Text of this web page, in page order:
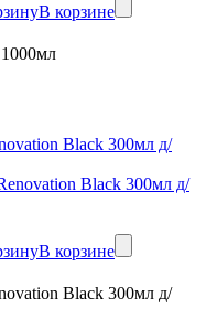
В корзине
Black 300мл д/
В корзине
Black 300мл д/